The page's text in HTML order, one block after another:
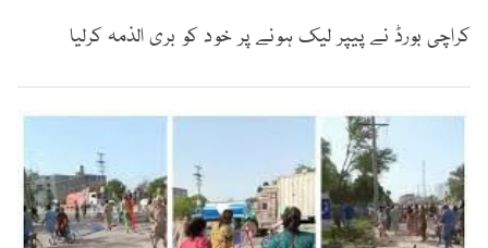
کراچی بورڈ نے پیپر لیک ہونے پر خود کو بری الذمہ کرلیا